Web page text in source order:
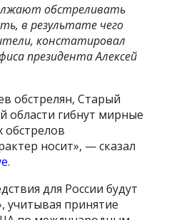
обстреливать
в результате чего
констатировал
президента Алексей
обстрелян, Старый
области гибнут мирные
обстрелов
носит», — сказал
.
для России будут
учитывая принятие